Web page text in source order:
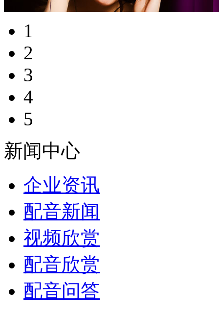
1
2
3
4
5
新闻中心
企业资讯
配音新闻
视频欣赏
配音欣赏
配音问答